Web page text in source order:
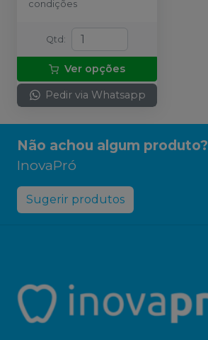
condições
Qtd :
Ver opções
Pedir via Whatsapp
Não achou algum produto?
InovaPró
Sugerir produtos